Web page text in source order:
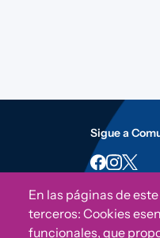
Sigue a
En las páginas de
terceros: Cookies
funcionales, que